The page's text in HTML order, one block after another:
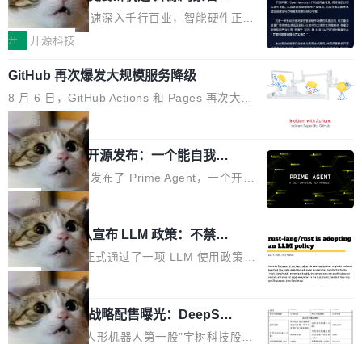
度,案例厚度、全域覆盖、多线协同...
看起来最令人兴奋的论文，那它们大部分都是过
度宣传的。」 这才是真正的痛点。不是所有论文
都有问题，是最吸引眼球的那批论文最有问题。
他引用的帖子来自 Mathew Shen，一位 ICLR 2
026 的读者：「看了篇 ...
工作过。近日他在 X 上发了一条帖子，列出了他
认为现代 AI 领域最重要的三个开源项目。 第一
理由很具体。FA 系列不需要解释，但 FA2 是他
认为最重要的一个——复杂度恰到好处，刚好能
驱动你去学 CuTe，但还没被那些"邪恶的" Hopp
er++ 优化所淹没，足够容易修改和适配。 更关
键的是 FA2 的持久性...
硬件开发者日杭州站即将举行
随着万物智联加速深入千行百业，智能硬件正从
单点设备迈向智能化、网联化、协同化发展。作
鸿蒙通过统一技术底座和分布式能力，为不同类
型智能设备的开发、连接与互联提供关键支撑，
也为产业链企业探索产品创新与商业增长打开新
的空间。 8月14日，开源鸿蒙智能硬件开发者日
（OHDD：OpenHarmony Hardware Develope
r Day）将在杭州启航。活动面向智能硬件产业
链企业和开发者，邀请行业专家与资深技术顾
问，围绕开源鸿蒙技术能力、设备适配、芯片适
配、功耗与稳定性调优、兼容性测评及统一互联
等内容展开系统讲解和实战交流，帮助企业进一
步了解开源鸿蒙在智能...
开 开源科技
GitHub 再次爆发大规模服务降级
8 月 6 日，GitHub Actions 和 Pages 再次大规
模服务降级，Actions 完全不可用超过 5 小时，
webhook 停发，连自托管 runner 也因调度层故
障无法工作。Pages、Copilot code review、C
opilot coding agent 全部受影响。从检测到完全
恢复，大约 12 小时。 这是 2026 年 8 月的第六
起事故，其中四起与 AI/Copilot 服务相关。 Git
Hub 员工 kdaigle 在 HN 讨论中贴出了一组数
据：2025 年全年 10 亿次 commit。现在，每周
2.75 亿次，全年预计 140 亿次。GitHub...
局
Prime Agent 开源发布：一个能自我改
进的编程 Agent，ARC-AGI 3 超越人类
专家基线
Prime Intellect 发布了 Prime Agent，一个开源
的编程 Agent Harness，核心设计围绕两个抽
象：Recursive Language Model（RLM）和 C
ontinual Harness。在 ARC-AGI 3 基准测试
上，Prime Agent + Opus 5 的组合达到了 95.
5% RHAE Best@1，超过了 ARC 报告的人类专
家基线 95.4%。 不是又一个 coding agent 包装
器 Prime Agent 的架构和市面上大多数 coding
agent 有本质区别。大多数 agent harness 的设
局
Rust 项目团队宣布 LLM 政策：不禁
止，但你要承认哪些代码不是你写的
Rust 语言项目正式通过了一项 LLM 使用政策，
覆盖 rust-lang/rust 单一仓库的代码贡献。这不
是项目级别的官方立场，目前由五个团队采纳，
但它可能是主流开源项目中关于 AI 辅助贡献最
细致的一份规则。 政策的核心只有一句话：LLM
局
宇树科技 IPO 战略配售曝光：DeepSe
ek 获配 93.3 万股，锁定 36 个月
8月6日晚间，“人形机器人第一股”宇树科技股份